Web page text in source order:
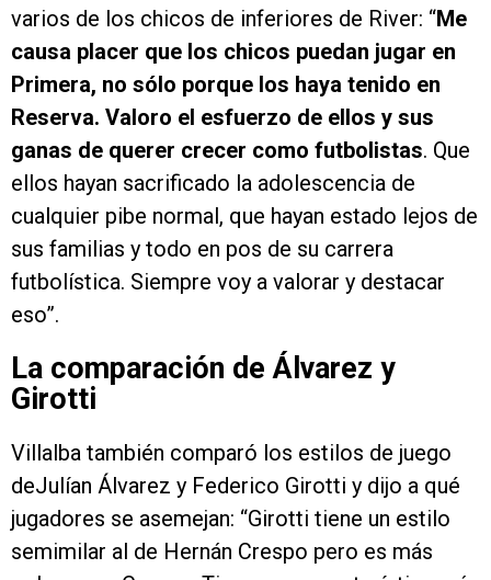
varios de los chicos de inferiores de River: “Me
causa placer que los chicos puedan jugar en
Primera, no sólo porque los haya tenido en
Reserva. Valoro el esfuerzo de ellos y sus
ganas de querer crecer como futbolistas. Que
ellos hayan sacrificado la adolescencia de
cualquier pibe normal, que hayan estado lejos de
sus familias y todo en pos de su carrera
futbolística. Siempre voy a valorar y destacar
eso”.
La comparación de Álvarez y
Girotti
Villalba también comparó los estilos de juego
deJulían Álvarez y Federico Girotti y dijo a qué
jugadores se asemejan: “Girotti tiene un estilo
semimilar al de Hernán Crespo pero es más